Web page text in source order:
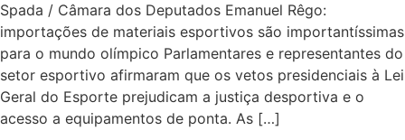
Spada / Câmara dos Deputados Emanuel Rêgo:
importações de materiais esportivos são importantíssimas
para o mundo olímpico Parlamentares e representantes do
setor esportivo afirmaram que os vetos presidenciais à Lei
Geral do Esporte prejudicam a justiça desportiva e o
acesso a equipamentos de ponta. As […]